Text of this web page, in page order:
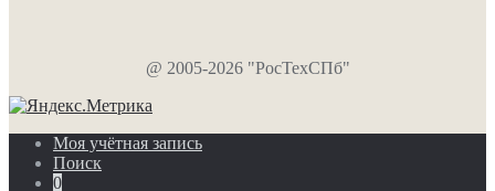
@ 2005-2026 "РосТехСПб"
Моя учётная запись
Поиск
0